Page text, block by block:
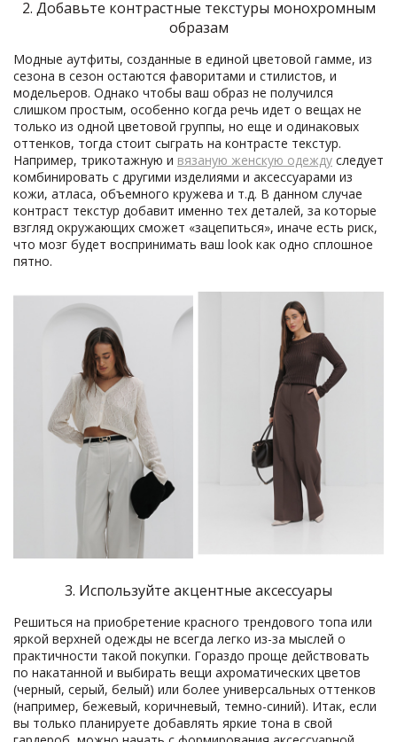
2. Добавьте контрастные текстуры монохромным
образам
Модные аутфиты, созданные в единой цветовой гамме, из
сезона в сезон остаются фаворитами и стилистов, и
модельеров. Однако чтобы ваш образ не получился
слишком простым, особенно когда речь идет о вещах не
только из одной цветовой группы, но еще и одинаковых
оттенков, тогда стоит сыграть на контрасте текстур.
Например, трикотажную и вязаную женскую одежду следует
комбинировать с другими изделиями и аксессуарами из
кожи, атласа, объемного кружева и т.д. В данном случае
контраст текстур добавит именно тех деталей, за которые
взгляд окружающих сможет «зацепиться», иначе есть риск,
что мозг будет воспринимать ваш look как одно сплошное
пятно.
3. Используйте акцентные аксессуары
Решиться на приобретение красного трендового топа или
яркой верхней одежды не всегда легко из-за мыслей о
практичности такой покупки. Гораздо проще действовать
по накатанной и выбирать вещи ахроматических цветов
(черный, серый, белый) или более универсальных оттенков
(например, бежевый, коричневый, темно-синий). Итак, если
вы только планируете добавлять яркие тона в свой